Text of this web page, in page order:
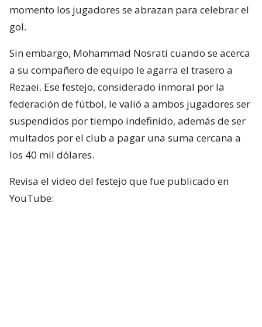
momento los jugadores se abrazan para celebrar el
gol.
Sin embargo, Mohammad Nosrati cuando se acerca
a su compañero de equipo le agarra el trasero a
Rezaei. Ese festejo, considerado inmoral por la
federación de fútbol, le valió a ambos jugadores ser
suspendidos por tiempo indefinido, además de ser
multados por el club a pagar una suma cercana a
los 40 mil dólares.
Revisa el video del festejo que fue publicado en
YouTube: